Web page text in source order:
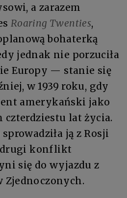
a zarazem
Roaring Twenties,
bohaterką
jednak nie porzuciła
Europy — stanie się
w 1939 roku, gdy
amerykański jako
czterdziestu lat życia.
ją z Rosji
drugi konflikt
się do wyjazdu z
Zjednoczonych.